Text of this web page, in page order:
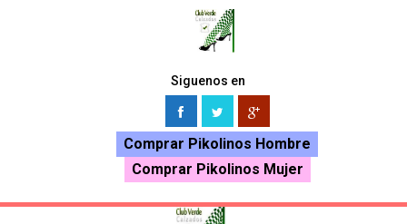
Siguenos en
Comprar Pikolinos Hombre
Comprar Pikolinos Mujer